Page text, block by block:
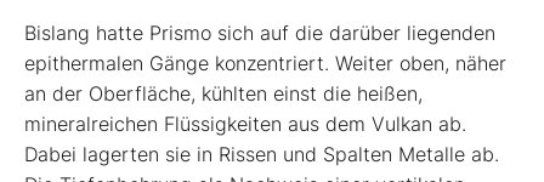
Bislang hatte Prismo sich auf die darüber liegenden
epithermalen Gänge konzentriert. Weiter oben, näher
an der Oberfläche, kühlten einst die heißen,
mineralreichen Flüssigkeiten aus dem Vulkan ab.
Dabei lagerten sie in Rissen und Spalten Metalle ab.